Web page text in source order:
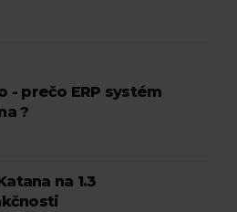
- prečo ERP systém
?
na 1.3